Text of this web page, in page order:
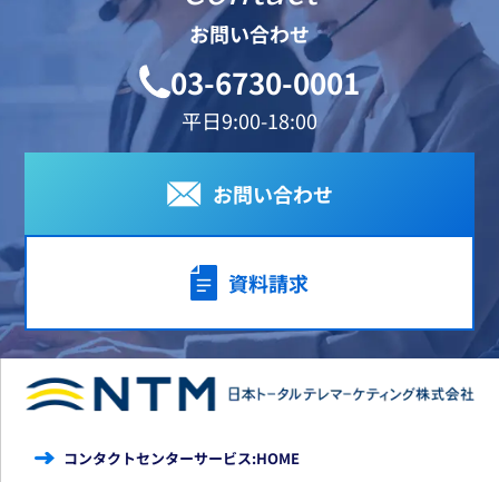
お問い合わせ
03-6730-0001
平日9:00-18:00
お問い合わせ
資料請求
コンタクトセンターサービス:HOME